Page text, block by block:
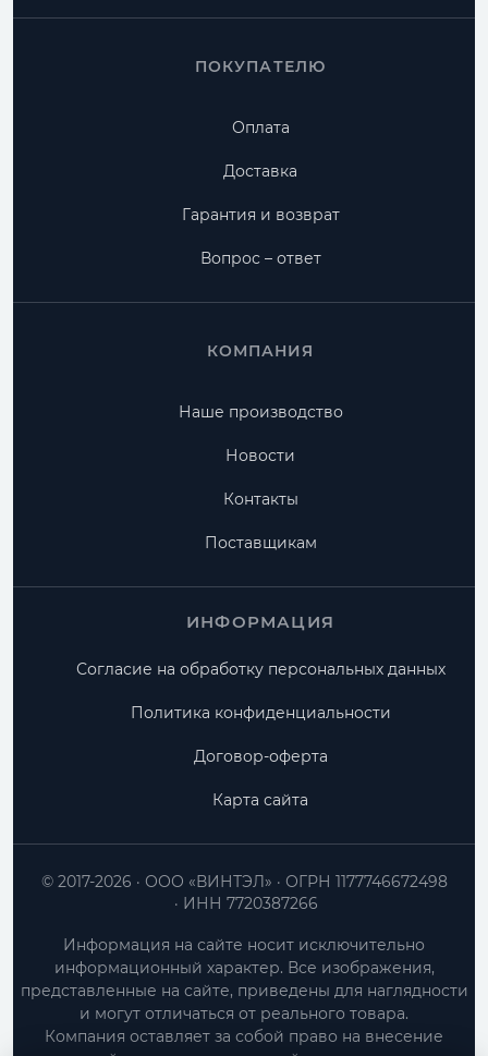
ПОКУПАТЕЛЮ
Оплата
Доставка
Гарантия и возврат
Вопрос – ответ
КОМПАНИЯ
Наше производство
Новости
Контакты
Поставщикам
ИНФОРМАЦИЯ
Согласие на обработку персональных данных
Политика конфиденциальности
Договор-оферта
Карта сайта
ООО «ВИНТЭЛ»
ОГРН 1177746672498
ИНН 7720387266
© 2017-2026
Информация на сайте носит исключительно
информационный характер. Все изображения,
представленные на сайте, приведены для наглядности
и могут отличаться от реального товара.
Компания оставляет за собой право на внесение